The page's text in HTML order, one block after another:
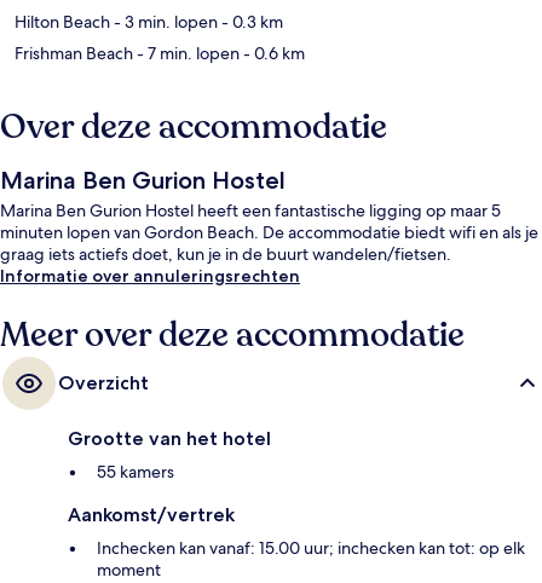
Hilton Beach- 3 min. lopen- 0.3 km
Frishman Beach- 7 min. lopen- 0.6 km
Over deze accommodatie
Marina Ben Gurion Hostel
Marina Ben Gurion Hostel heeft een fantastische ligging op maar 5
minuten lopen van Gordon Beach. De accommodatie biedt wifi en als je
graag iets actiefs doet, kun je in de buurt wandelen/fietsen.
Informatie over annuleringsrechten
Meer over deze accommodatie
Overzicht
Grootte van het hotel
55 kamers
Aankomst/vertrek
Inchecken kan vanaf: 15.00 uur; inchecken kan tot: op elk
moment